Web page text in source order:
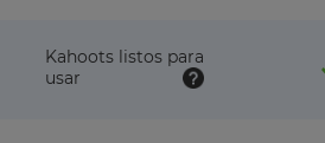
Kahoots listos para
usar